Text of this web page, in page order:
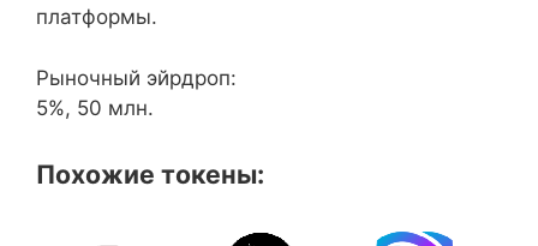
платформы.
Рыночный эйрдроп:
5%, 50 млн.
Похожие токены: